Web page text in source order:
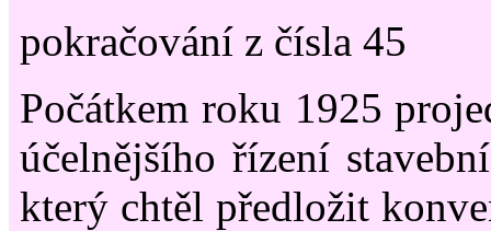
pokračování z čísla 45
Počátkem roku 1925
účelnějšího řízení
který chtěl předložit